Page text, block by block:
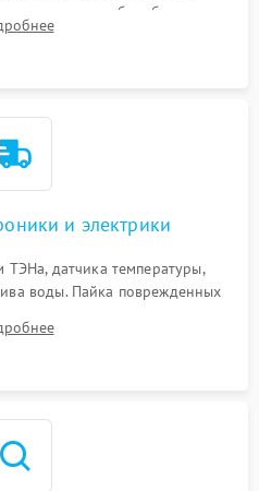
подшипников барабана и
манжеты люка на разрывы.
и электрики
датчика температуры,
воды. Пайка поврежденных
проводки и контактов.